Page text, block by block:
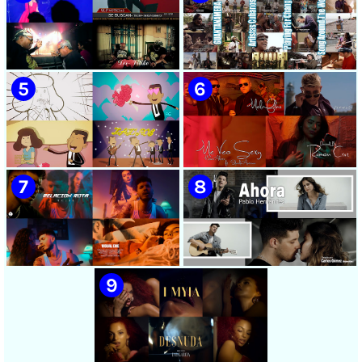
🟡 Chacal - ¨No Volveré¨ -
Videoclip - Dirección: Adrián
Sánchez Ávila
🟡 Adrián Berazaín & Luna
Manzanares - ¨Ya es
después¨ - Videoclip -
Dirección: Lester Hamlet
🟡 Sweet Lizzy Project -
¨Nothing Lasts¨ - Videoclip -
Dirección: Víctor Vinuesa
(Vitiko)
🟡 75 Artistas Cubanos
¨Guantanamera¨ - Playing
For Change - Song Around
The World
🟡 Zafiros - ¨Un nombre de
mujer¨ - Proyecto Anima
EGREM - Videoclip Animado
- Dirección: Landy García
🟡 Máxima Alerta & Eduardo
Antonio - ¨Me veo sexy¨ -
Videoclip - Dirección:
Ramón Cruz
🟡 Naldo - ¨Relación rota¨ 📺
Videoclip - 🎬 Director: Visual
🟡 Pablo Hernández -
¨Ahora¨ 📺 Videoclip - 🎬